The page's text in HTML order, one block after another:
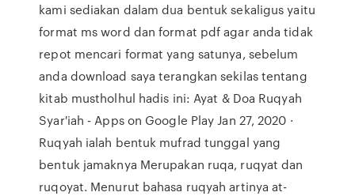
kami sediakan dalam dua bentuk sekaligus yaitu
format ms word dan format pdf agar anda tidak
repot mencari format yang satunya, sebelum
anda download saya terangkan sekilas tentang
kitab mustholhul hadis ini: Ayat & Doa Ruqyah
Syar'iah - Apps on Google Play Jan 27, 2020 ·
Ruqyah ialah bentuk mufrad tunggal yang
bentuk jamaknya Merupakan ruqa, ruqyat dan
ruqoyat. Menurut bahasa ruqyah artinya at-